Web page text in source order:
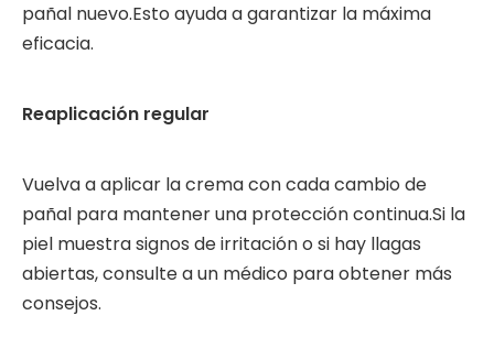
pañal nuevo.Esto ayuda a garantizar la máxima
eficacia.
Reaplicación regular
Vuelva a aplicar la crema con cada cambio de
pañal para mantener una protección continua.Si la
piel muestra signos de irritación o si hay llagas
abiertas, consulte a un médico para obtener más
consejos.